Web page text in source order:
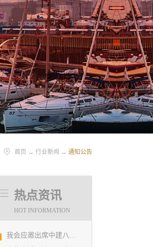
首页 → 行业新闻 → 通知公告
热点资讯
HOT INFORMATION
我会应邀出席中建八局四公司设计管理研究院揭牌仪式